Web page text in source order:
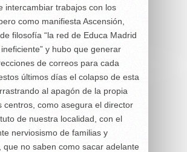
intercambiar trabajos con los
como manifiesta Ascensión,
filosofía “la red de Educa Madrid
y hubo que generar
de correos para cada
últimos días el colapso de esta
al apagón de la propia
centros, como asegura el director
de nuestra localidad, con el
nerviosismo de familias y
que no saben como sacar adelante